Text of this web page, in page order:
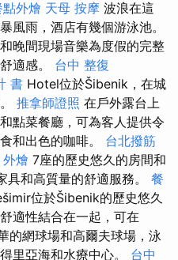
點外燴 天母 按摩 波浪在這
風雨，酒店有幾個游泳池。
晚間現場音樂為度假的完整
適感。 台中 整復
書 Hotel位於Šibenik，在城
推拿師證照 在戶外露台上
點菜餐廳，可為客人提供令
和出色的咖啡。 台北撥筋
燴 7座的歷史悠久的房間和
和高質量的舒適服務。 餐
位於Šibenik的歷史悠久
適性結合在一起，可在
的網球場和高爾夫球場，泳
里亞海和水療中心。 台中